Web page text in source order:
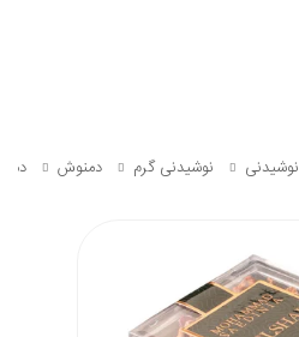
نوشیدنی نوشیدنی گرم دمنوش